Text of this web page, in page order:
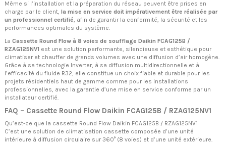
Même si l’installation et la préparation du réseau peuvent être prises en
charge par le client, la mise en service doit impérativement être réalisée par
un professionnel certifié, afin de garantir la conformité, la sécurité et les
performances optimales du système.
La Cassette Round Flow à 8 voies de soufflage Daikin FCAG125B /
RZAG125NV1 est une solution performante, silencieuse et esthétique pour
climatiser et chauffer de grands volumes avec une diffusion d’air homogène.
Grâce à sa technologie Inverter, à sa diffusion multidirectionnelle et à
l’efficacité du fluide R32, elle constitue un choix fiable et durable pour les
projets résidentiels haut de gamme comme pour les installations
professionnelles, avec la garantie d’une mise en service conforme par un
installateur certifié.
FAQ – Cassette Round Flow Daikin FCAG125B / RZAG125NV1
Qu’est-ce que la cassette Round Flow Daikin FCAG125B / RZAG125NV1
C’est une solution de climatisation cassette composée d’une unité
intérieure à diffusion circulaire sur 360° (8 voies) et d’une unité extérieure.